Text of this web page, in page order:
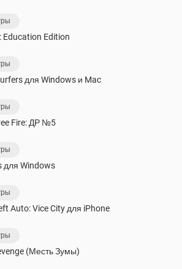
Education Edition
для Windows и Mac
Fire: ДР №5
для Windows
Auto: Vice City для iPhone
(Месть Зумы)